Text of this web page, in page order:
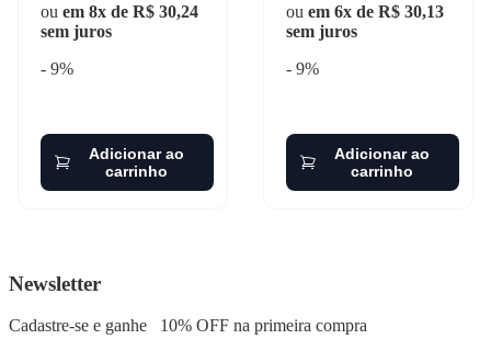
ou em 8x de R$ 30,24
sem juros
- 9%
Adicionar ao
carrinho
ou em 6x de R$ 30,13
sem juros
- 9%
Adicionar ao
carrinho
Newsletter
Cadastre-se e ganhe 10% OFF na primeira compra